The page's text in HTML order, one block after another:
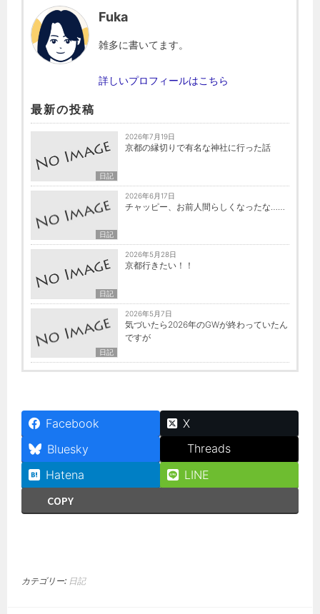
Fuka
雑多に書いてます。
詳しいプロフィールはこちら
最新の投稿
日記
2026年7月19日
京都の縁切りで有名な神社に行った話
日記
2026年6月17日
チャッピー、お前人間らしくなったな……
日記
2026年5月28日
京都行きたい！！
日記
2026年5月7日
気づいたら2026年のGWが終わっていたん
ですが
Facebook
X
Bluesky
Threads
Hatena
LINE
COPY
カテゴリー: 日記